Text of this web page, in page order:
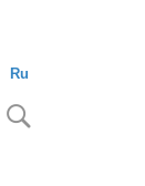
Ru